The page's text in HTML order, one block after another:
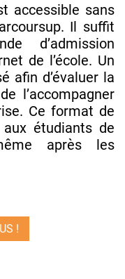
accessible sans
Il suffit
d’admission
de l’école. Un
afin d’évaluer la
l’accompagner
Ce format de
étudiants de
après les
!